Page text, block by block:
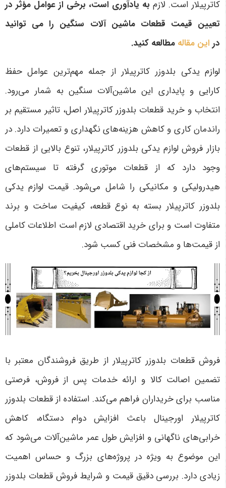
کاترپیلار است. لازم به یادآوری است، برخی از عوامل مؤثر در
تعیین قیمت قطعات ماشین آلات سنگین را می توانید
در این مقاله مطالعه کنید.
لوازم یدکی بلدوزر کاترپیلار از جمله مهم‌ترین عوامل حفظ
کارایی و پایداری این ماشین‌آلات سنگین به شمار می‌رود.
انتخاب و خرید قطعات بلدوزر کاترپیلار اصل، تاثیر مستقیم بر
راندمان کاری و کاهش هزینه‌های نگهداری و تعمیرات دارد. در
بازار فروش لوازم یدکی بلدوزر کاترپیلار، تنوع بالایی از قطعات
وجود دارد که از قطعات موتوری گرفته تا سیستم‌های
هیدرولیکی و مکانیکی را شامل می‌شود. قیمت لوازم یدکی
بلدوزر کاترپیلار بسته به نوع قطعه، کیفیت ساخت و برند
متفاوت است و برای خرید اقتصادی لازم است اطلاعات کاملی
از قیمت‌ها و مشخصات فنی کسب شود.
فروش قطعات بلدوزر کاترپیلار از طریق فروشندگان معتبر با
تضمین اصالت کالا و ارائه خدمات پس از فروش، فرصتی
مناسب برای خریداران فراهم می‌کند. استفاده از قطعات بلدوزر
کاترپیلار اورجینال باعث افزایش دوام دستگاه، کاهش
خرابی‌های ناگهانی و افزایش طول عمر ماشین‌آلات می‌شود که
این موضوع به ویژه در پروژه‌های بزرگ و حساس اهمیت
زیادی دارد. بررسی دقیق قیمت و شرایط فروش قطعات بلدوزر